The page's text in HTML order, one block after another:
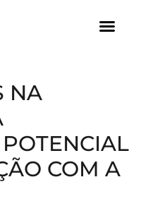
NA
COM A